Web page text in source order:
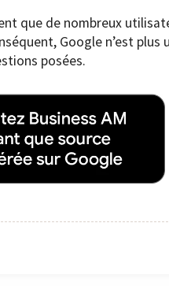
que de nombreux
Google n’est
posées.